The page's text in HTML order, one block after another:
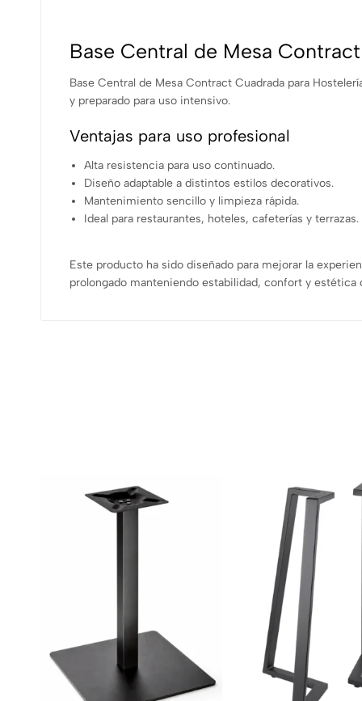
Base Central de Mesa
Base Central de Mesa Contract Cuadrada para
y preparado para uso intensivo.
Ventajas para uso profesional
Alta resistencia para uso continuado.
Diseño adaptable a distintos estilos decorativos.
Mantenimiento sencillo y limpieza rápida.
Ideal para restaurantes, hoteles, cafeterías y terrazas.
Este producto ha sido diseñado para mejorar la
prolongado manteniendo estabilidad, confort y estética